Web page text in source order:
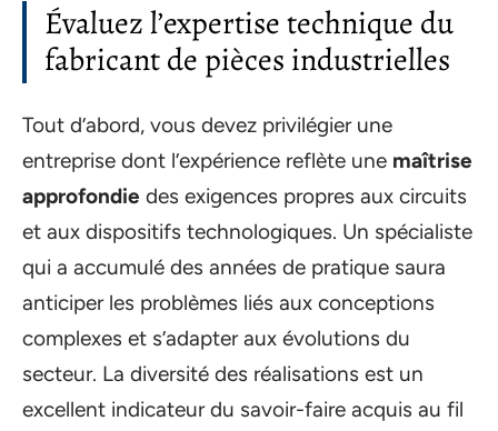
Évaluez l’expertise technique du
fabricant de pièces industrielles
Tout d’abord, vous devez privilégier une
entreprise dont l’expérience reflète une maîtrise
approfondie des exigences propres aux circuits
et aux dispositifs technologiques. Un spécialiste
qui a accumulé des années de pratique saura
anticiper les problèmes liés aux conceptions
complexes et s’adapter aux évolutions du
secteur. La diversité des réalisations est un
excellent indicateur du savoir-faire acquis au fil